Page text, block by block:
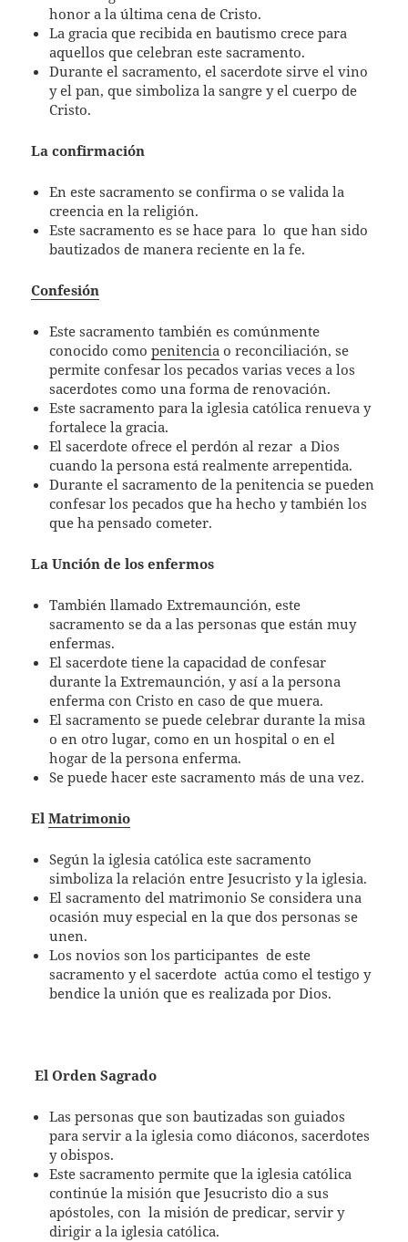
honor a la última cena de Cristo.
La gracia que recibida en bautismo crece para
aquellos que celebran este sacramento.
Durante el sacramento, el sacerdote sirve el vino
y el pan, que simboliza la sangre y el cuerpo de
Cristo.
La confirmación
En este sacramento se confirma o se valida la
creencia en la religión.
Este sacramento es se hace para lo que han sido
bautizados de manera reciente en la fe.
Confesión
Este sacramento también es comúnmente
conocido comopenitencia o reconciliación, se
permite confesar los pecados varias veces a los
sacerdotes como una forma de renovación.
Este sacramento para la iglesia católica renueva y
fortalece la gracia.
El sacerdote ofrece el perdón al rezar a Dios
cuando la persona está realmente arrepentida.
Durante el sacramento de la penitencia se pueden
confesar los pecados que ha hecho y también los
que ha pensado cometer.
La Unción de los enfermos
También llamado Extremaunción, este
sacramento se da a las personas que están muy
enfermas.
El sacerdote tiene la capacidad de confesar
durante la Extremaunción, y así a la persona
enferma con Cristo en caso de que muera.
El sacramento se puede celebrar durante la misa
o en otro lugar, como en un hospital o en el
hogar de la persona enferma.
Se puede hacer este sacramento más de una vez.
ElMatrimonio
Según la iglesia católica este sacramento
simboliza la relación entre Jesucristo y la iglesia.
El sacramento del matrimonio Se considera una
ocasión muy especial en la que dos personas se
unen.
Los novios son los participantes de este
sacramento y el sacerdote actúa como el testigo y
bendice la unión que es realizada por Dios.
El Orden Sagrado
Las personas que son bautizadas son guiados
para servir a la iglesia como diáconos, sacerdotes
y obispos.
Este sacramento permite que la iglesia católica
continúe la misión que Jesucristo dio a sus
apóstoles, con la misión de predicar, servir y
dirigir a la iglesia católica.